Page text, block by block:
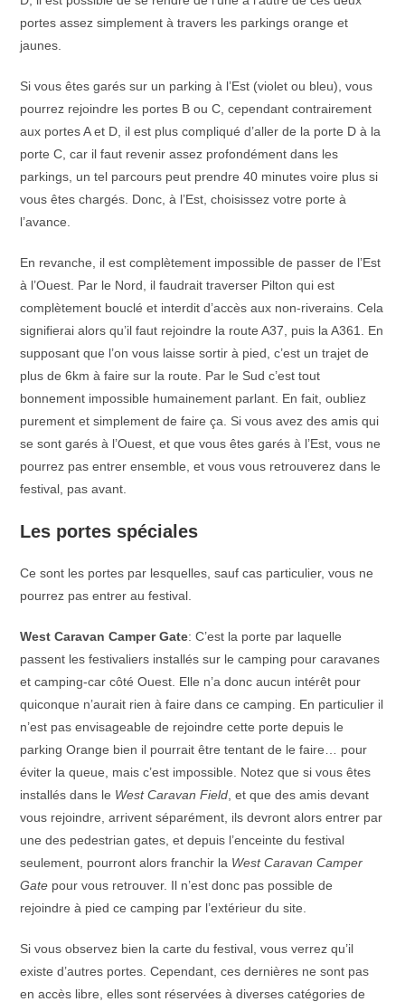
portes assez simplement à travers les parkings orange et
jaunes.
Si vous êtes garés sur un parking à l’Est (violet ou bleu), vous
pourrez rejoindre les portes B ou C, cependant contrairement
aux portes A et D, il est plus compliqué d’aller de la porte D à la
porte C, car il faut revenir assez profondément dans les
parkings, un tel parcours peut prendre 40 minutes voire plus si
vous êtes chargés. Donc, à l’Est, choisissez votre porte à
l’avance.
En revanche, il est complètement impossible de passer de l’Est
à l’Ouest. Par le Nord, il faudrait traverser Pilton qui est
complètement bouclé et interdit d’accès aux non-riverains. Cela
signifierai alors qu’il faut rejoindre la route A37, puis la A361. En
supposant que l’on vous laisse sortir à pied, c’est un trajet de
plus de 6km à faire sur la route. Par le Sud c’est tout
bonnement impossible humainement parlant. En fait, oubliez
purement et simplement de faire ça. Si vous avez des amis qui
se sont garés à l’Ouest, et que vous êtes garés à l’Est, vous ne
pourrez pas entrer ensemble, et vous vous retrouverez dans le
festival, pas avant.
Les portes spéciales
Ce sont les portes par lesquelles, sauf cas particulier, vous ne
pourrez pas entrer au festival.
West Caravan Camper Gate: C’est la porte par laquelle
passent les festivaliers installés sur le camping pour caravanes
et camping-car côté Ouest. Elle n’a donc aucun intérêt pour
quiconque n’aurait rien à faire dans ce camping. En particulier il
n’est pas envisageable de rejoindre cette porte depuis le
parking Orange bien il pourrait être tentant de le faire… pour
éviter la queue, mais c’est impossible. Notez que si vous êtes
installés dans le West Caravan Field , et que des amis devant
vous rejoindre, arrivent séparément, ils devront alors entrer par
une des pedestrian gates, et depuis l’enceinte du festival
seulement, pourront alors franchir la West Caravan Camper
Gate pour vous retrouver. Il n’est donc pas possible de
rejoindre à pied ce camping par l’extérieur du site.
Si vous observez bien la carte du festival, vous verrez qu’il
existe d’autres portes. Cependant, ces dernières ne sont pas
en accès libre, elles sont réservées à diverses catégories de